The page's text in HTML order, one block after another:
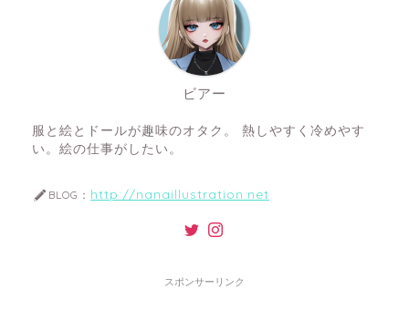
ビアー
服と絵とドールが趣味のオタク。 熱しやすく冷めやす
い。絵の仕事がしたい。
BLOG： http://nanaillustration.net
スポンサーリンク